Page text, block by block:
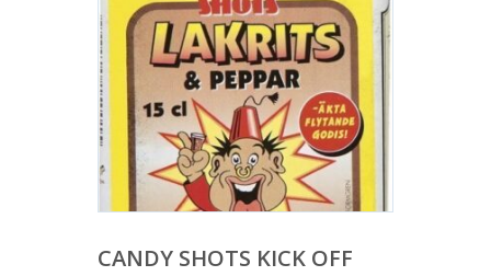
CANDY SHOTS KICK OFF